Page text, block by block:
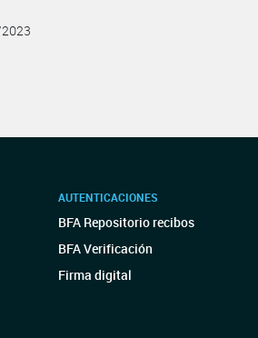
AUTENTICACIONES
BFA Repositorio recibos
BFA Verificación
Firma digital